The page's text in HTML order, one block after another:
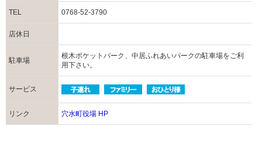
TEL 0768-52-3790
店休日
駐車場
根木ポケットパーク、中居ふれあいパークの駐車場をご利
用下さい。
サービス
リンク 穴水町役場 HP